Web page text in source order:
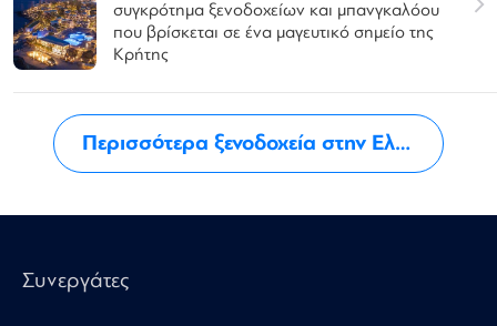
συγκρότημα ξενοδοχείων και μπανγκαλόου
που βρίσκεται σε ένα μαγευτικό σημείο της
Κρήτης
Περισσότερα ξενοδοχεία στην Ελλάδα
Συνεργάτες